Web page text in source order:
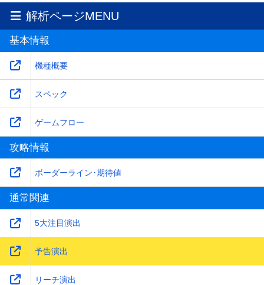
解析ページMENU
基本情報
機種概要
スペック
ゲームフロー
攻略情報
ボーダーライン･期待値
通常関連
5大注目演出
予告演出
リーチ演出